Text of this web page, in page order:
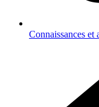
Connaissances et